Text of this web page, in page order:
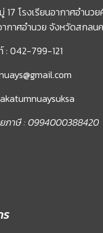
17 โรงเรียนอากาศอำนว
กาศอำนวย จังหวัดสกลน
: 042-799-121
ยภาษี : 0994000388420